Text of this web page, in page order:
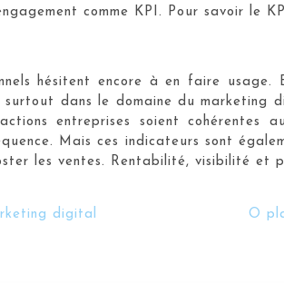
comme KPI. Pour savoir le
hésitent encore à en faire
dans le domaine du marketing
entreprises soient
Mais ces indicateurs sont
les ventes. Rentabilité, visibilité et
digital
O